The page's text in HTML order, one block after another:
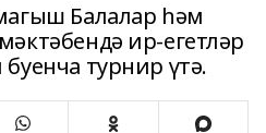
Балалар һәм
ир-егетләр
турнир үтә.